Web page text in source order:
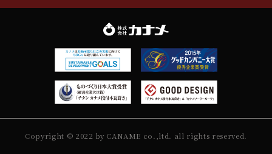
Copyright © 2022 by CANAME co.,ltd. all rights reserved.